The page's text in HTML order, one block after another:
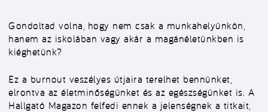
Gondoltad volna, hogy nem csak a munkahelyünkön,
hanem az iskolában vagy akár a magánéletünkben is
kiéghetünk?
Ez a burnout veszélyes útjaira terelhet bennünket,
elrontva az életminőségünket és az egészségünket is. A
Hallgató Magazon felfedi ennek a jelenségnek a titkait,